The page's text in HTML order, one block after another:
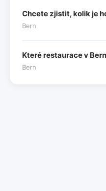
Chcete zjistit, kolik je
Bern
Které restaurace v
Bern